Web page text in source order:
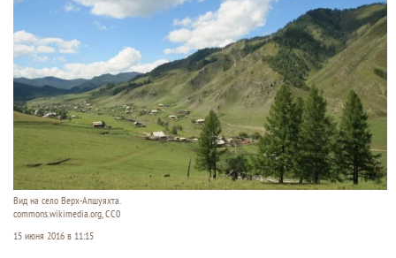
Вид на село Верх-Апшуяхта.
commons.wikimedia.org, СС0
15 июня 2016 в 11:15